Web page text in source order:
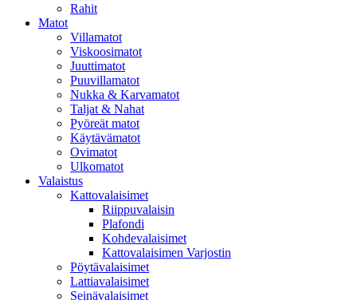
Rahit
Matot
Villamatot
Viskoosimatot
Juuttimatot
Puuvillamatot
Nukka & Karvamatot
Taljat & Nahat
Pyöreät matot
Käytävämatot
Ovimatot
Ulkomatot
Valaistus
Kattovalaisimet
Riippuvalaisin
Plafondi
Kohdevalaisimet
Kattovalaisimen Varjostin
Pöytävalaisimet
Lattiavalaisimet
Seinävalaisimet